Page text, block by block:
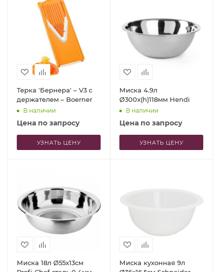
Терка 'Бернера' – V3 с
держателем – Boerner
В наличии
Цена по запросу
УЗНАТЬ ЦЕНУ
Миска 4.9л
Ø300x(h)118мм Hendi
В наличии
Цена по запросу
УЗНАТЬ ЦЕНУ
Миска 18л Ø55x13см
Миска кухонная 9л